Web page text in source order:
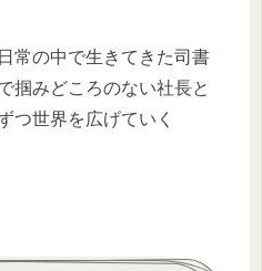
常の中で生きてきた司書
掴みどころのない社長と
つ世界を広げていく